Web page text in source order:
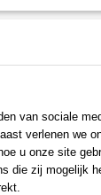
van sociale
verlenen we
u onze site
die zij mogelijk